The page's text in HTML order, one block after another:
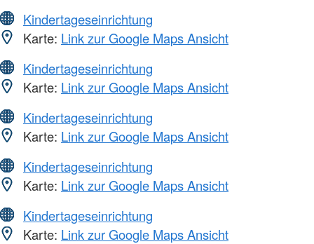
Kindertageseinrichtung
Karte: Link zur Google Maps Ansicht
Kindertageseinrichtung
Karte: Link zur Google Maps Ansicht
Kindertageseinrichtung
Karte: Link zur Google Maps Ansicht
Kindertageseinrichtung
Karte: Link zur Google Maps Ansicht
Kindertageseinrichtung
Karte: Link zur Google Maps Ansicht